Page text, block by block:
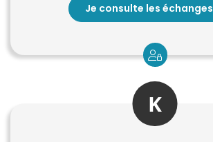
Je consulte les échanges
K